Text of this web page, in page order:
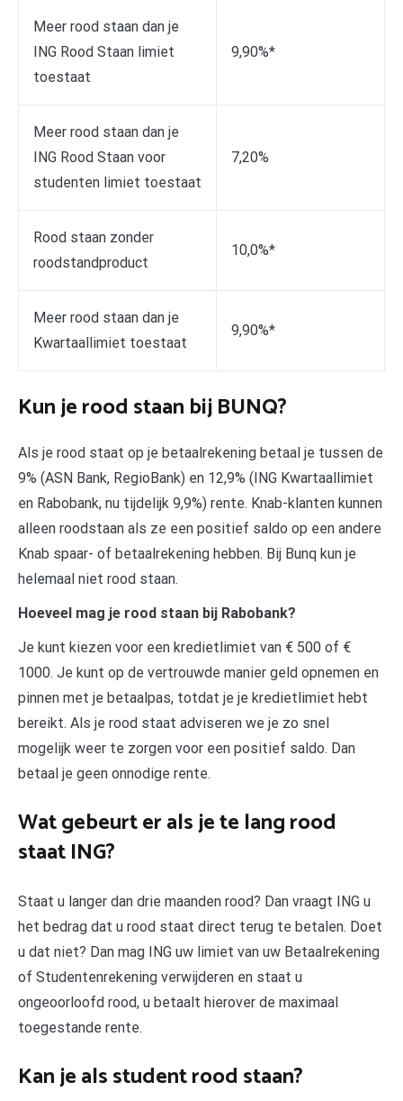
Meer rood staan dan je
ING Rood Staan limiet
toestaat
9,90%*
Meer rood staan dan je
ING Rood Staan voor
studenten limiet toestaat
7,20%
Rood staan zonder
roodstandproduct
10,0%*
Meer rood staan dan je
Kwartaallimiet toestaat
9,90%*
Kun je rood staan bij BUNQ?
Als je rood staat op je betaalrekening betaal je tussen de
9% (ASN Bank, RegioBank) en 12,9% (ING Kwartaallimiet
en Rabobank, nu tijdelijk 9,9%) rente. Knab-klanten kunnen
alleen roodstaan als ze een positief saldo op een andere
Knab spaar- of betaalrekening hebben. Bij Bunq kun je
helemaal niet rood staan.
Hoeveel mag je rood staan bij Rabobank?
Je kunt kiezen voor een kredietlimiet van € 500 of €
1000. Je kunt op de vertrouwde manier geld opnemen en
pinnen met je betaalpas, totdat je je kredietlimiet hebt
bereikt. Als je rood staat adviseren we je zo snel
mogelijk weer te zorgen voor een positief saldo. Dan
betaal je geen onnodige rente.
Wat gebeurt er als je te lang rood
staat ING?
Staat u langer dan drie maanden rood? Dan vraagt ING u
het bedrag dat u rood staat direct terug te betalen. Doet
u dat niet? Dan mag ING uw limiet van uw Betaalrekening
of Studentenrekening verwijderen en staat u
ongeoorloofd rood, u betaalt hierover de maximaal
toegestande rente.
Kan je als student rood staan?